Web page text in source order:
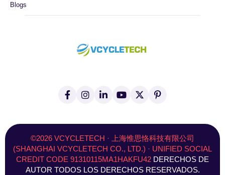
Blogs
f
a
b
o
o
k
-
f
I
n
a
g
r
a
m
i
e
d
I
n
Y
o
u
b
e
X
(
i
t
t
e
r
)
P
i
e
r
e
s
t
©2026 VCYCLETECH · 上海惟思恪科技有限公司
(SHANGHAI VCYCLETECH CO., LTD.) · UNIFIED SOCIAL
CREDIT CODE 91310115MA1HAKFU42 DERECHOS DE
AUTOR TODOS LOS DERECHOS RESERVADOS.